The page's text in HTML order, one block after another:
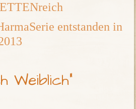
entstanden in
Weiblich"